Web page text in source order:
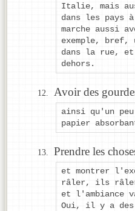
Italie, mais
dans les pays
marche aussi
exemple, bref,
dans la rue, et
dehors.
Avoir des
ainsi qu'un
papier
Prendre les
et montrer
râler, ils
et l'ambiance
Oui, il y a des